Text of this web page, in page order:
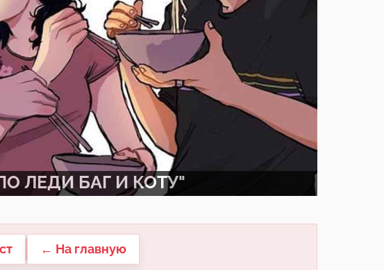
ЛЕДИ БАГ И КОТУ"
← На главную